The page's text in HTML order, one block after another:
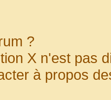
?
X n'est pas
à propos